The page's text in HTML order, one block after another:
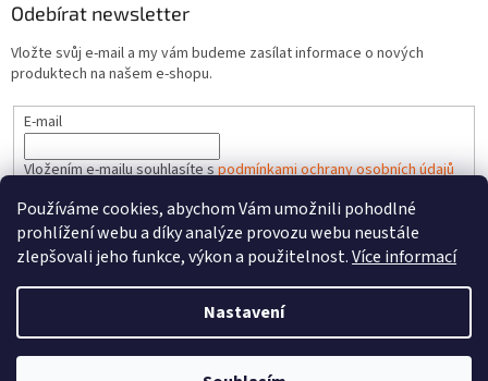
Používáme cookies, abychom Vám umožnili pohodlné
prohlížení webu a díky analýze provozu webu neustále
zlepšovali jeho funkce, výkon a použitelnost.Více informací
Nastavení
Odebírat newsletter
Vložte svůj e-mail a my vám budeme zasílat informace o nových
produktech na našem e-shopu.
E-mail
Vložením e-mailu souhlasíte spodmínkami ochrany osobních údajů
PŘIHLÁSIT SE
Vytvořil Shoptet